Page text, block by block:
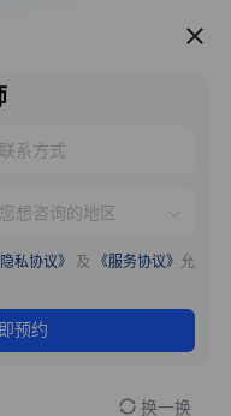
服务推荐
私协议》 及 《服务协议》 允
预约
换一换